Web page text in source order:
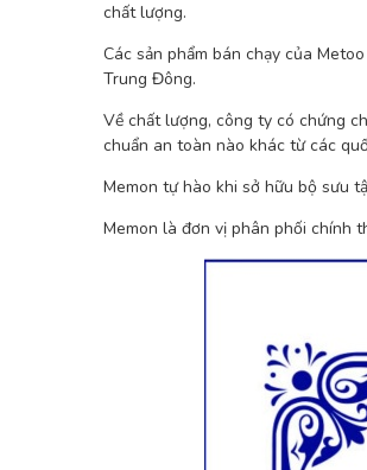
chất lượng.
Các sản phẩm bán chạy của
Trung Đông.
Về chất lượng, công ty có chứng
chuẩn an toàn nào khác từ các
Memon tự hào khi sở hữu bộ sưu
Memon là đơn vị phân phối chính